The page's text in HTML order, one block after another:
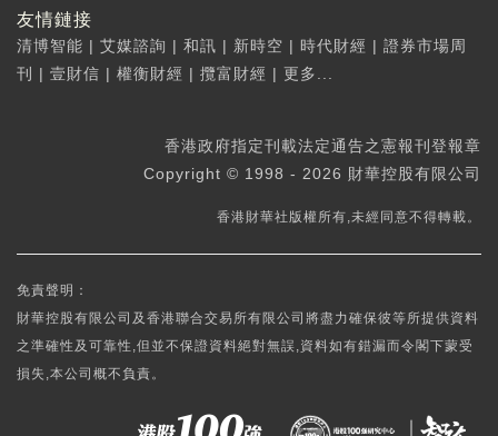
友情鏈接
清博智能 | 艾媒諮詢 | 和訊 | 新時空 | 時代財經 | 證券市場周
刊
| 壹財信 | 權衡財經 | 攬富財經 | 更多...
香港政府指定刊載法定通告之憲報刊登報章
Copyright © 1998 - 2026 財華控股有限公司
香港財華社版權所有,未經同意不得轉載。
免責聲明：
財華控股有限公司及香港聯合交易所有限公司將盡力確保彼等所提供資料
之準確性及可靠性,但並不保證資料絕對無誤,資料如有錯漏而令閣下蒙受
損失,本公司概不負責。